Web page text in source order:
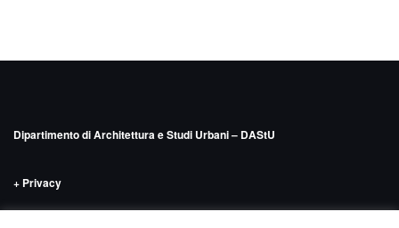
Dipartimento di Architettura e Studi Urbani – DAStU
+ Privacy